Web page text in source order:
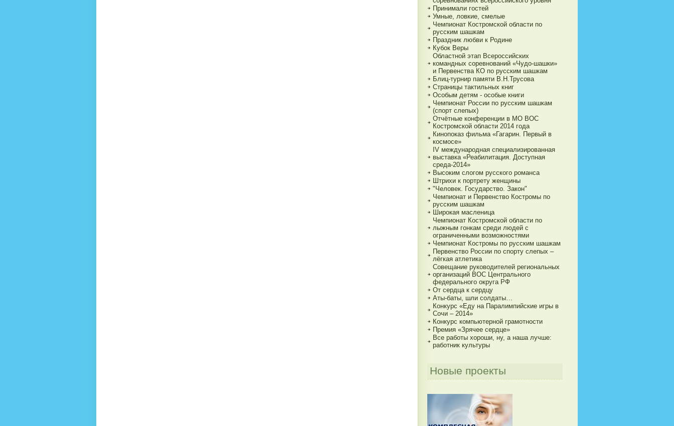
Принимали гостей
Умные, ловкие, смелые
Чемпионат Костромской области по
русским шашкам
Праздник любви к Родине
Кубок Веры
Областной этап Всероссийских
командных соревнований «Чудо-шашки»
и Первенства КО по русским шашкам
Блиц-турнир памяти В.Н.Трусова
Страницы тактильных книг
Особым детям - особые книги
Чемпионат России по русским шашкам
(спорт слепых)
Отчётные конференции в МО ВОС
Костромской области 2014 года
Кинопоказ фильма «Гагарин. Первый в
космосе»
IV международная специализированная
выставка «Реабилитация. Доступная
среда-2014»
Высоким слогом русского романса
Штрихи к портрету женщины
"Человек. Государство. Закон"
Чемпионат и Первенство Костромы по
русским шашкам
Широкая масленица
Чемпионат Костромской области по
лыжным гонкам среди людей с
ограниченными возможностями
Чемпионат Костромы по русским шашкам
Первенство России по спорту слепых –
лёгкая атлетика
Совещание руководителей региональных
организаций ВОС Центрального
федерального округа РФ
От сердца к сердцу
Аты-баты, шли солдаты…
Конкурс «Еду на Паралимпийские игры в
Сочи – 2014»
Конкурс компьютерной грамотности
Премия «Зрячее сердце»
Все работы хороши, ну, а наша лучше:
работник культуры
Новые проекты